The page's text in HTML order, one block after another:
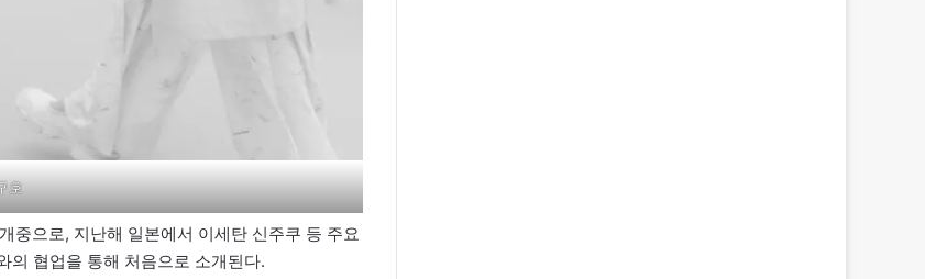
호
중으로, 지난해 일본에서 이세탄 신주쿠 등 주요
의 협업을 통해 처음으로 소개된다.